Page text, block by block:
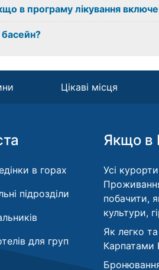
в програму лікування
басейн?
Цікаві місця
в горах
підрозділи
для груп
Якщо в
Усі
побачити,
культури,
Як легко
Карпатами